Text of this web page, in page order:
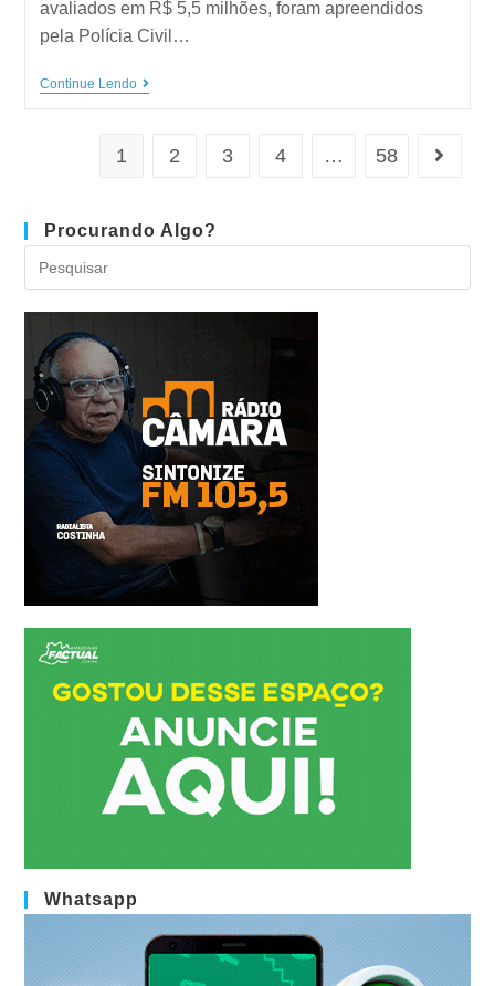
avaliados em R$ 5,5 milhões, foram apreendidos
pela Polícia Civil…
Continue Lendo
1 2 3 4 … 58
Procurando Algo?
Whatsapp